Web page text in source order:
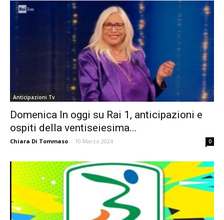
Anticipazioni Tv
Domenica In oggi su Rai 1, anticipazioni e
ospiti della ventiseiesima...
Chiara Di Tommaso - 10 Marzo 2024 0